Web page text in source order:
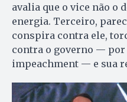
avalia que o vice não o
energia. Terceiro,
conspira contra ele,
contra o governo — por
impeachment — e sua